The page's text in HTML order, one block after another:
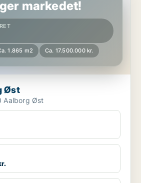
markedet!
1.865 m2 Ca. 17.500.000 kr.
Øst
Aalborg Øst